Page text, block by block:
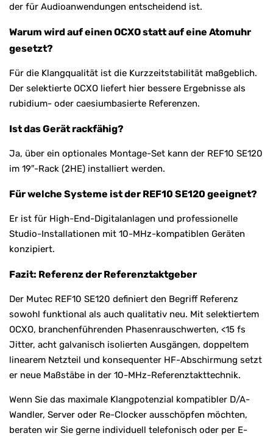
der für Audioanwendungen entscheidend ist.
Warum wird auf einen OCXO statt auf eine Atomuhr
gesetzt?
Für die Klangqualität ist die Kurzzeitstabilität maßgeblich.
Der selektierte OCXO liefert hier bessere Ergebnisse als
rubidium- oder caesiumbasierte Referenzen.
Ist das Gerät rackfähig?
Ja, über ein optionales Montage-Set kann der REF10 SE120
im 19″-Rack (2HE) installiert werden.
Für welche Systeme ist der REF10 SE120 geeignet?
Er ist für High-End-Digitalanlagen und professionelle
Studio-Installationen mit 10-MHz-kompatiblen Geräten
konzipiert.
Fazit: Referenz der Referenztaktgeber
Der Mutec REF10 SE120 definiert den Begriff Referenz
sowohl funktional als auch qualitativ neu. Mit selektiertem
OCXO, branchenführenden Phasenrauschwerten, <15 fs
Jitter, acht galvanisch isolierten Ausgängen, doppeltem
linearem Netzteil und konsequenter HF-Abschirmung setzt
er neue Maßstäbe in der 10-MHz-Referenztakttechnik.
Wenn Sie das maximale Klangpotenzial kompatibler D/A-
Wandler, Server oder Re-Clocker ausschöpfen möchten,
beraten wir Sie gerne individuell telefonisch oder per E-